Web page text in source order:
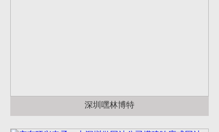
深圳嘿林博特